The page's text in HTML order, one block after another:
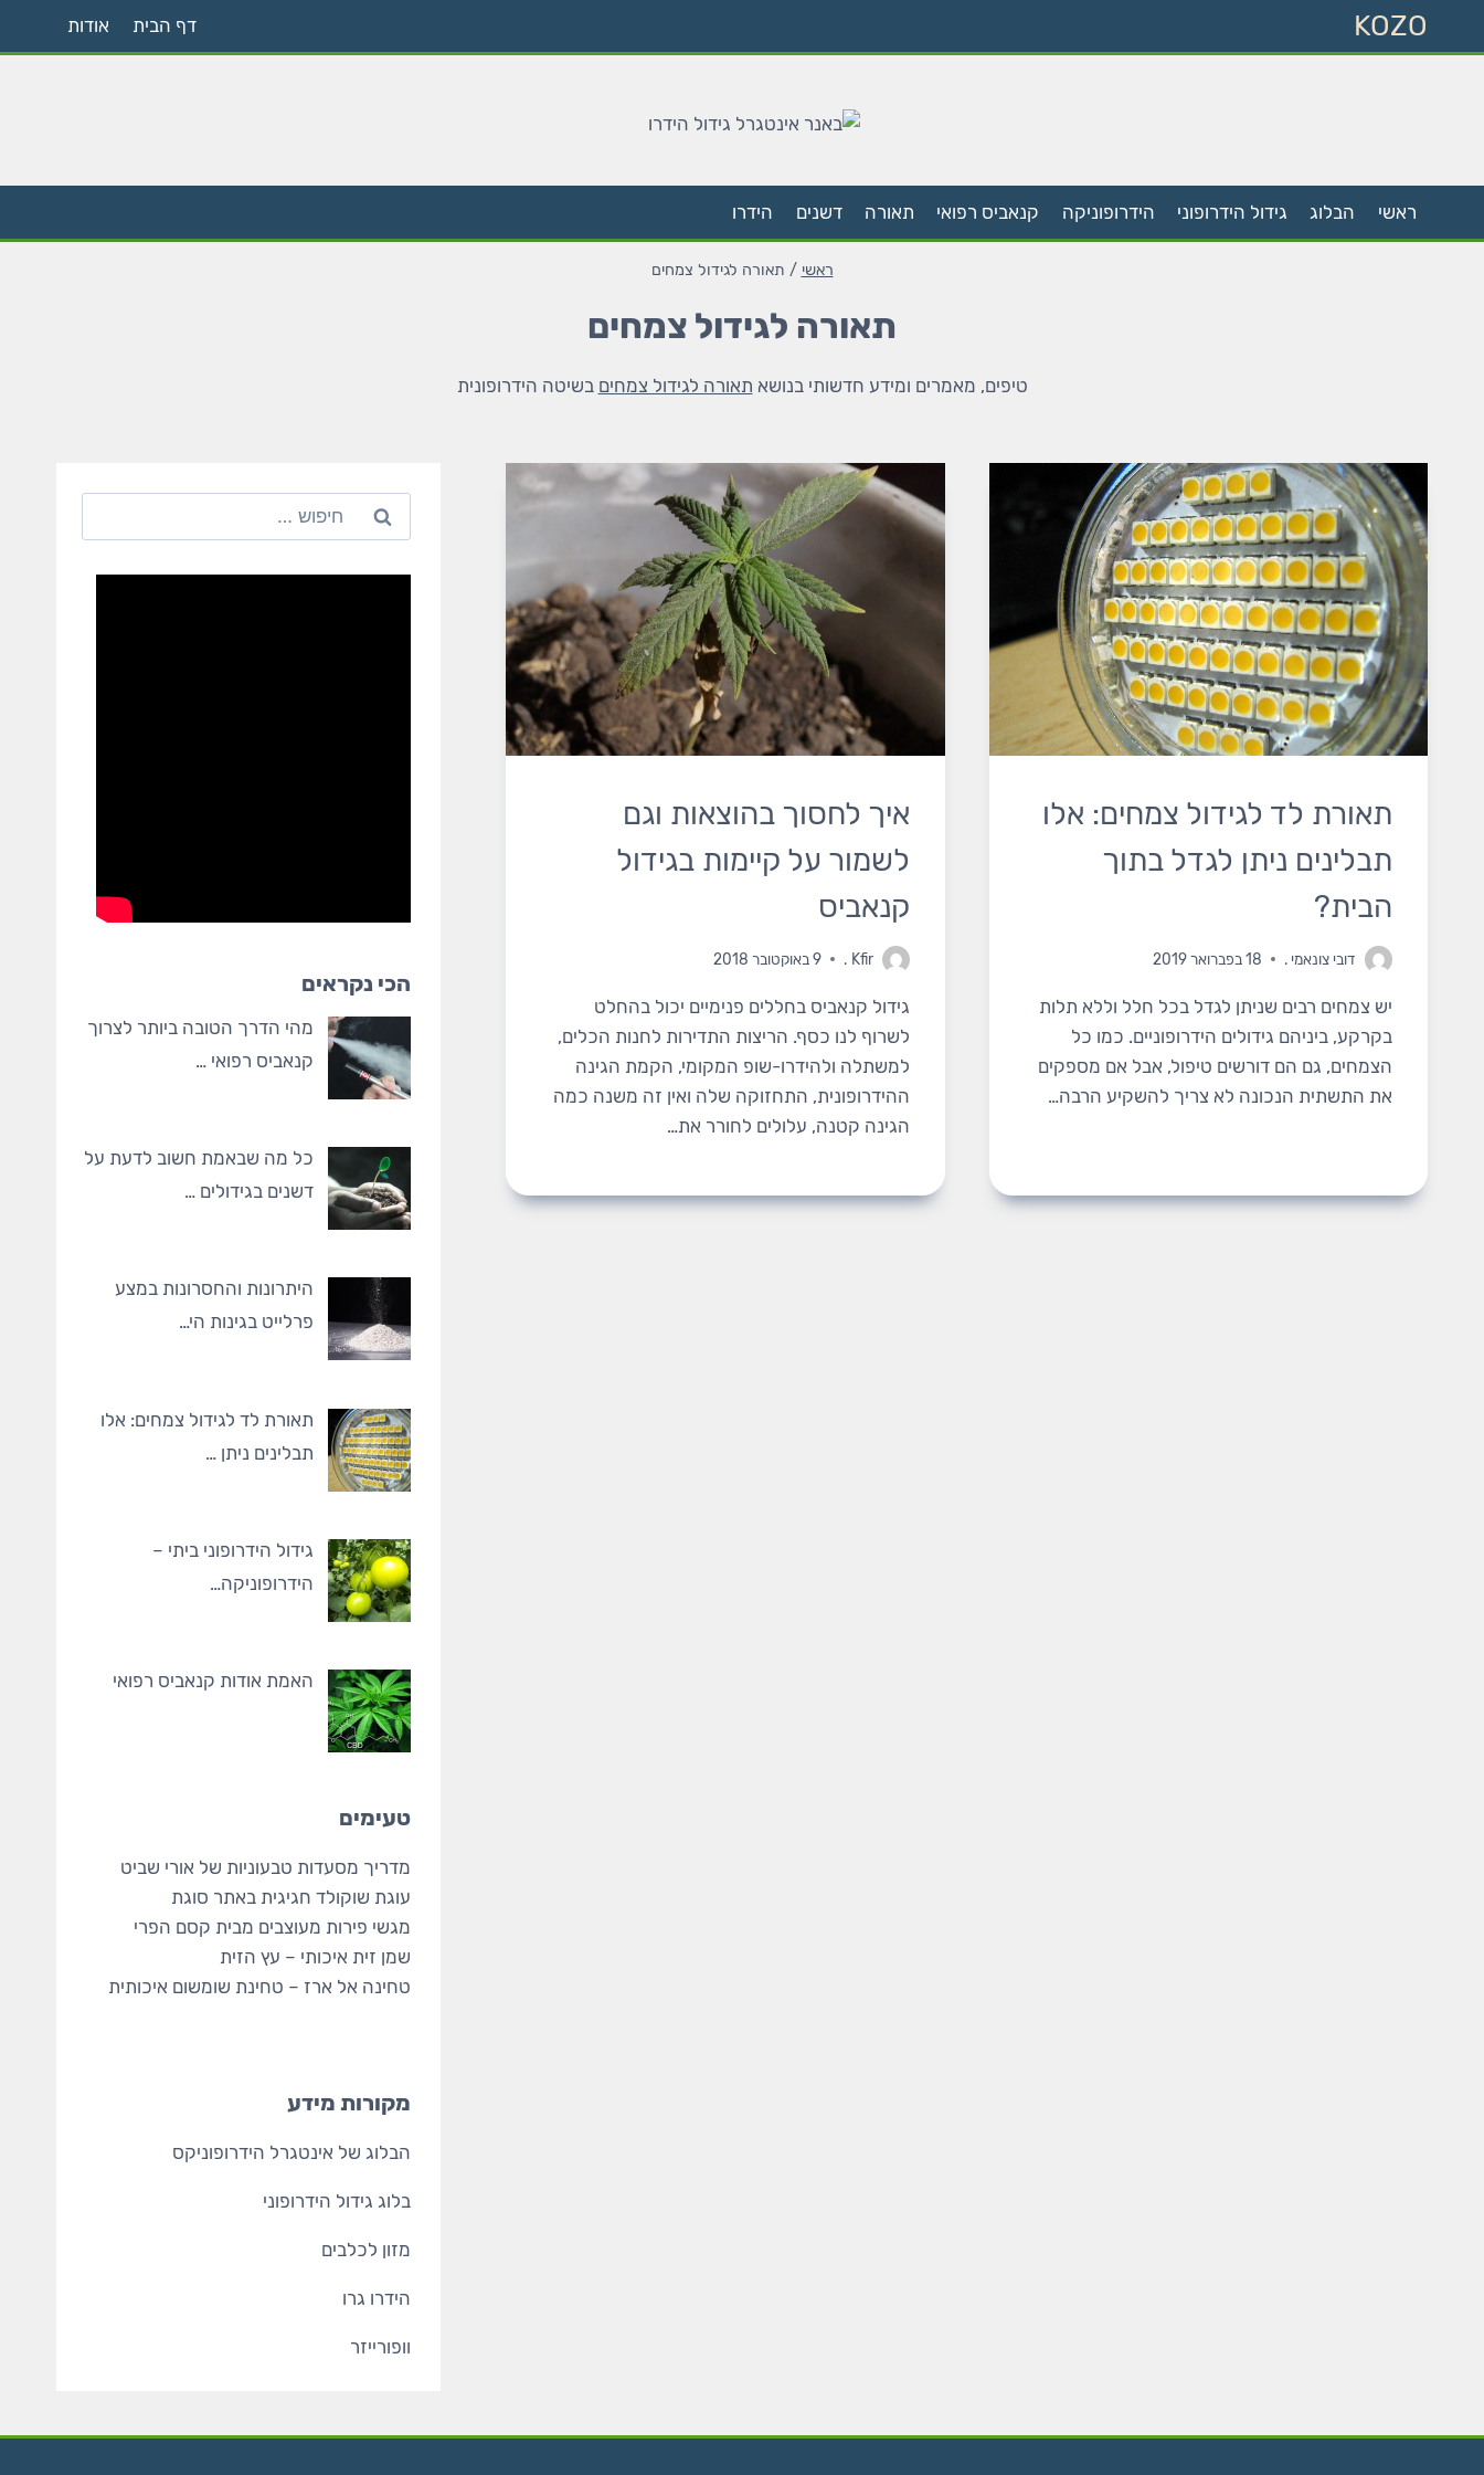
KOZO דף הבית אודות
ראשי הבלוג גידול הידרופוני הידרופוניקה קנאביס רפואי תאורה דשנים הידרו
ראשי / תאורה לגידול צמחים
תאורה לגידול צמחים
טיפים, מאמרים ומידע חדשותי בנושא תאורה לגידול צמחים בשיטה הידרופונית
תאורת לד לגידול צמחים: אלו
תבלינים ניתן לגדל בתוך
הבית?
. דובי צונאמי 18 בפברואר 2019
יש צמחים רבים שניתן לגדל בכל חלל וללא תלות
בקרקע, ביניהם גידולים הידרופוניים. כמו כל
הצמחים, גם הם דורשים טיפול, אבל אם מספקים
את התשתית הנכונה לא צריך להשקיע הרבה…
איך לחסוך בהוצאות וגם
לשמור על קיימות בגידול
קנאביס
. Kfir 9 באוקטובר 2018
גידול קנאביס בחללים פנימיים יכול בהחלט
לשרוף לנו כסף. הריצות התדירות לחנות הכלים,
למשתלה ולהידרו-שופ המקומי, הקמת הגינה
ההידרופונית, התחזוקה שלה ואין זה משנה כמה
הגינה קטנה, עלולים לחורר את…
חיפוש:
הכי נקראים
מהי הדרך הטובה ביותר לצרוך
קנאביס רפואי …
כל מה שבאמת חשוב לדעת על
דשנים בגידולים …
היתרונות והחסרונות במצע
פרלייט בגינות הי…
תאורת לד לגידול צמחים: אלו
תבלינים ניתן …
גידול הידרופוני ביתי –
הידרופוניקה…
האמת אודות קנאביס רפואי
טעימים
מדריך מסעדות טבעוניות של אורי שביט
עוגת שוקולד חגיגית באתר סוגת
מגשי פירות מעוצבים מבית קסם הפרי
שמן זית איכותי – עץ הזית
טחינה אל ארז – טחינת שומשום איכותית
מקורות מידע
הבלוג של אינטגרל הידרופוניקס
בלוג גידול הידרופוני
מזון לכלבים
הידרו גרו
וופורייזר